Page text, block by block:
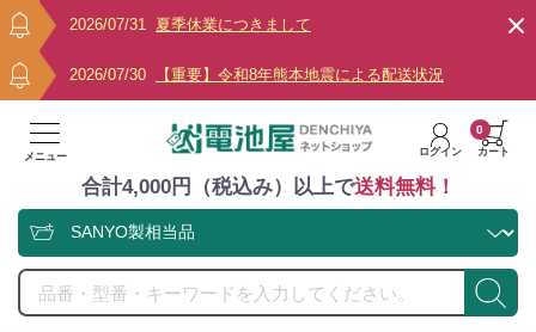
2026/07/31 夏季休業につきまして
2026/07/30 【重要】令和8年熊本地震による配送状況
メニュー ログイン カート
0
合計4,000円（税込み）以上で送料無料！